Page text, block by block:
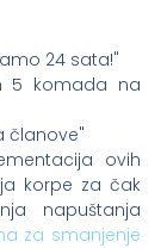
24 sata!"
5 komada na
članove"
ovih
korpe za čak
napuštanja
za smanjenje